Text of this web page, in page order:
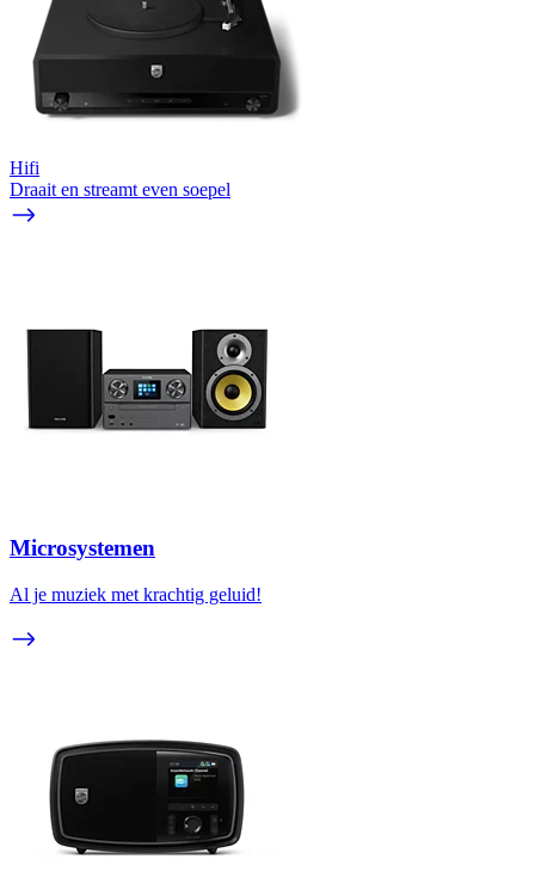
Hifi
Draait en streamt even soepel
Microsystemen
Al je muziek met krachtig geluid!